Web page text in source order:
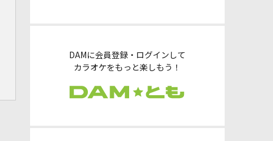
DAMに会員登録・ログインして
カラオケをもっと楽しもう！